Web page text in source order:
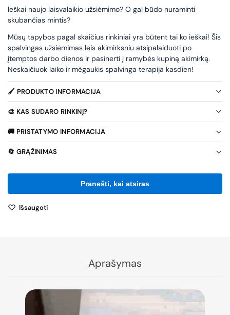
leškai naujo laisvalaikio užsiėmimo? O gal būdo nuraminti
skubančias mintis?
Mūsų tapybos pagal skaičius rinkiniai yra būtent tai ko ieškai! Šis
spalvingas užsiėmimas leis akimirksniu atsipalaiduoti po
įtemptos darbo dienos ir pasinerti į ramybės kupiną akimirką.
Neskaičiuok laiko ir mėgaukis spalvinga terapija kasdien!
🖌️ PRODUKTO INFORMACIJA
🎨 KAS SUDARO RINKINĮ?
🚚 PRISTATYMO INFORMACIJA
🔄 GRĄŽINIMAS
Išsaugoti
Aprašymas